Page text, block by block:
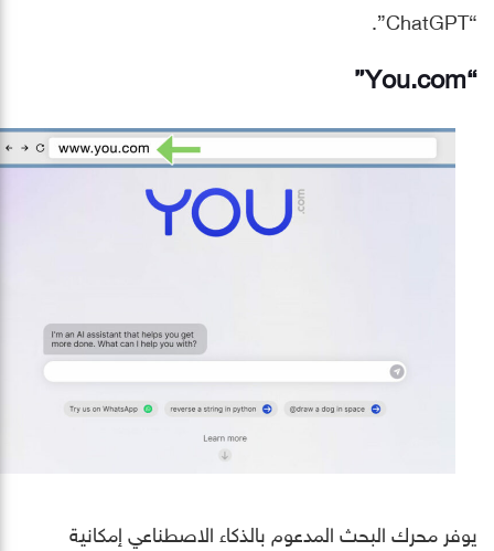
“ChatGPT”.
“You.com”
يوفر محرك البحث المدعوم بالذكاء الاصطناعي إمكانية